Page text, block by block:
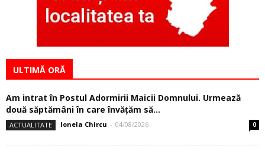
ULTIMĂ ORĂ
Am intrat în Postul Adormirii Maicii Domnului. Urmează
două săptămâni în care învăţăm să...
ACTUALITATE Ionela Chircu - 04/08/2026 0